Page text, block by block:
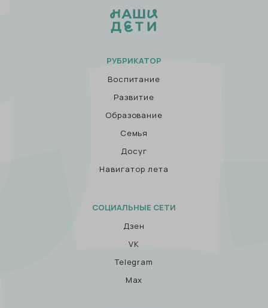
РУБРИКАТОР
Воспитание
Развитие
Образование
Семья
Досуг
Навигатор лета
СОЦИАЛЬНЫЕ СЕТИ
Дзен
VK
Telegram
Max